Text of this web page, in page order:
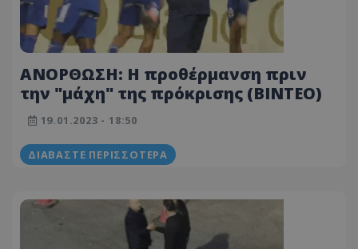
ΑΝΟΡΘΩΣΗ: Η προθέρμανση πριν
την "μάχη" της πρόκρισης (ΒΙΝΤΕΟ)
19.01.2023 - 18:50
ΔΙΑΒΆΣΤΕ ΠΕΡΙΣΣΌΤΕΡΑ